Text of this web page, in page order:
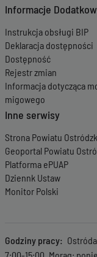
Informacje
Instrukcja obsługi BIP
Deklaracja dostępności
Dostępność
Rejestr zmian
Informacja dotycząca
migowego
Inne serwisy
Strona Powiatu
Geoportal Powiatu
Platforma ePUAP
Dziennk Ustaw
Monitor Polski
Godziny pracy